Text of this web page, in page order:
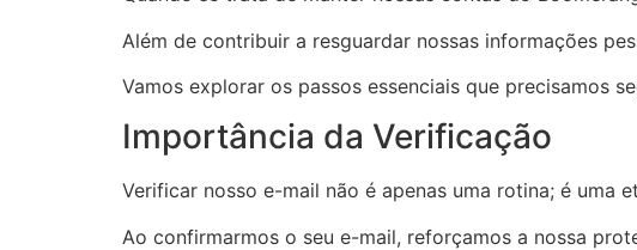
Além de contribuir a resguardar nossas informações
Vamos explorar os passos essenciais que precisamos
Importância da Verificação
Verificar nosso e-mail não é apenas uma rotina; é uma
Ao confirmarmos o seu e-mail, reforçamos a nossa